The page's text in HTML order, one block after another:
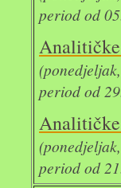
period od
period od
period od